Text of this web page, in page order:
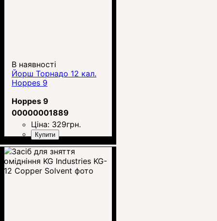
В наявності
Йорш Торнадо 12 кал.
Hoppes 9
Hoppes 9
00000001889
Ціна: 329грн.
Купити